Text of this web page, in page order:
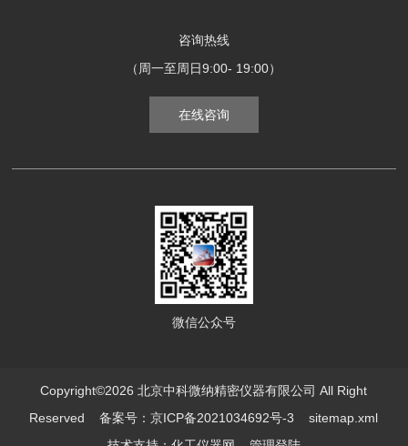
咨询热线
（周一至周日9:00- 19:00）
在线咨询
微信公众号
Copyright©2026 北京中科微纳精密仪器有限公司 All Right
Reserved备案号：京ICP备2021034692号-3
sitemap.xml